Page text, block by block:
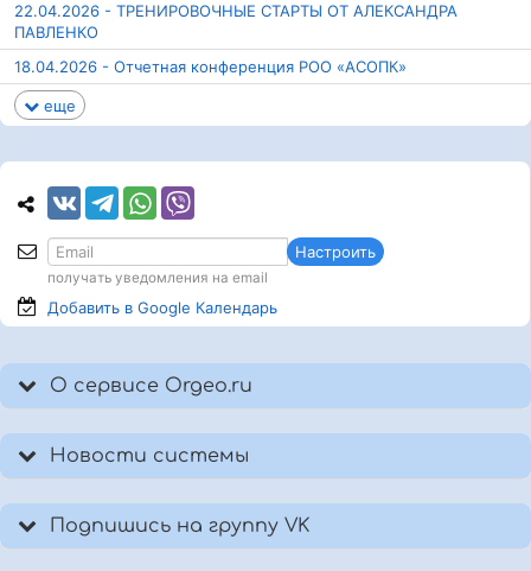
22.04.2026 - ТРЕНИРОВОЧНЫЕ СТАРТЫ ОТ АЛЕКСАНДРА
ПАВЛЕНКО
18.04.2026 - Отчетная конференция РОО «АСОПК»
еще
Настроить
получать уведомления на email
Добавить в Google Календарь
О сервисе Orgeo.ru
Новости системы
Подпишись на группу VK